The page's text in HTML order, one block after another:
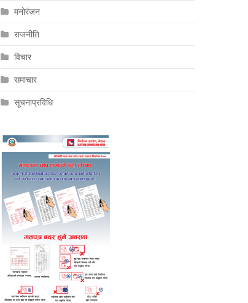
मनोरंजन
राजनीति
विचार
समाचार
सूचनाप्रविधि